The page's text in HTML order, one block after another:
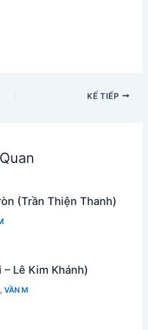
KẾ TIẾP
(Trần Thiện Thanh)
Lê Kim Khánh)
, VẦN M